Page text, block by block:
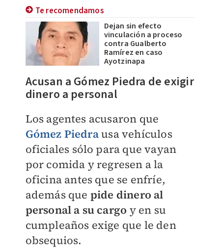
Te recomendamos
Dejan sin efecto
vinculación a proceso
contra Gualberto
Ramírez en caso
Ayotzinapa
Acusan a Gómez Piedra de exigir
dinero a personal
Los agentes acusaron que
Gómez Piedrausa vehículos
oficiales sólo para que vayan
por comida y regresen a la
oficina antes que se enfríe,
además que pide dinero al
personal a su cargo y en su
cumpleaños exige que le den
obsequios.